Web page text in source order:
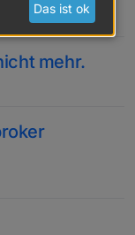
mehr.
Das ist ok